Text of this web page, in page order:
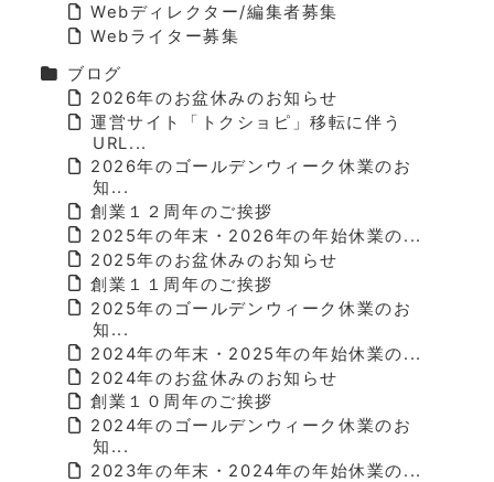
Webディレクター/編集者募集
Webライター募集
ブログ
2026年のお盆休みのお知らせ
運営サイト「トクショピ」移転に伴う
URL...
2026年のゴールデンウィーク休業のお
知...
創業１２周年のご挨拶
2025年の年末・2026年の年始休業の...
2025年のお盆休みのお知らせ
創業１１周年のご挨拶
2025年のゴールデンウィーク休業のお
知...
2024年の年末・2025年の年始休業の...
2024年のお盆休みのお知らせ
創業１０周年のご挨拶
2024年のゴールデンウィーク休業のお
知...
2023年の年末・2024年の年始休業の...